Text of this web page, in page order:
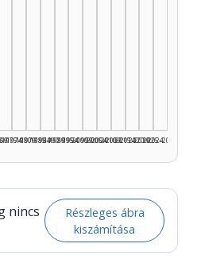
1975–1979
1980–1984
1985–1989
1990–1994
1995–1999
2000–2004
2005–2009
2010–2014
2015–2019
2020–2024
2025–2026
nincs
Részleges ábra
kiszámítása